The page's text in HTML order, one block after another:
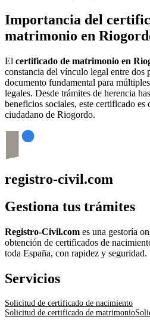
Importancia del
matrimonio en
El certificado de matrimonio en
constancia del vínculo legal entre dos
documento fundamental para
legales. Desde trámites de herencia
beneficios sociales, este certificado
ciudadano de Riogordo.
registro-civil.com
Gestiona tus trámites
Registro-Civil.com es una gestoría
obtención de certificados de
toda España, con rapidez y seguridad.
Servicios
Solicitud de certificado de nacimiento
Solicitud de certificado de matrimonio